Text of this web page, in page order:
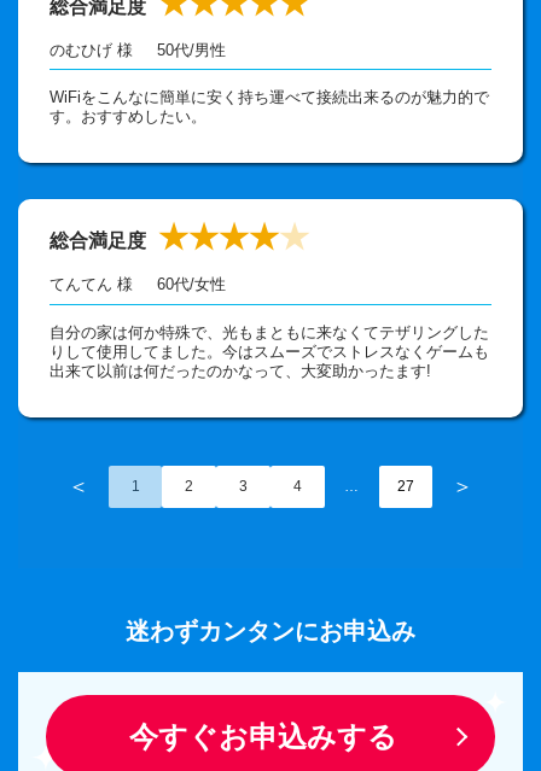
総合満足度
のむひげ 様 50代/男性
WiFiをこんなに簡単に安く持ち運べて接続出来るのが魅力的で
す。おすすめしたい。
総合満足度 ★★★★★
てんてん 様 60代/女性
自分の家は何か特殊で、光もまともに来なくてテザリングした
りして使用してました。今はスムーズでストレスなくゲームも
出来て以前は何だったのかなって、大変助かったます!
＜ 1 2 3 4 … 27 ＞
迷わずカンタンにお申込み
今すぐお申込みする